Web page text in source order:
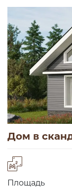
Дом в
Площадь